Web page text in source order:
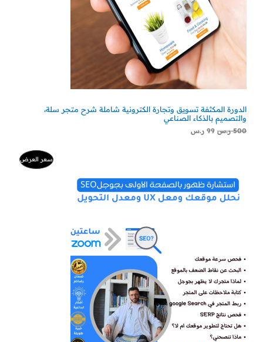
الدورة المكثفة تسويق وتجارة الكترونية شاملة شرح متجر سلة،
والتصميم بالذكاء الصناعي
500 ر.س 99 ر.س
سعر العرضمنتج
500 ر.س.
300 ر.س.